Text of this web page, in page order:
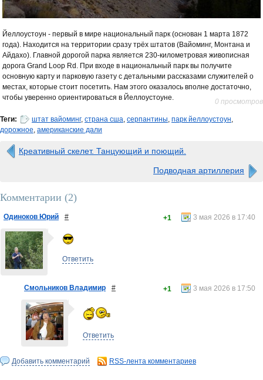
Йеллоустоун - первый в мире национальный парк (основан 1 марта 1872
года). Находится на территории сразу трёх штатов (Вайоминг, Монтана и
Айдахо). Главной дорогой парка является 230-километровая живописная
дорога Grand Loop Rd. При входе в национальный парк вы получите
основную карту и парковую газету с детальными рассказами служителей о
местах, которые стоит посетить. Нам этого оказалось вполне достаточно,
чтобы уверенно ориентироваться в Йеллоустоуне.
0 просмотров
Теги: штат вайоминг, страна сша, серпантины, парк йеллоустоун,
дорожное, американские дали
Креативный скелет. Танцующий и поющий.
Подводная артиллерия
Комментарии (2)
Одиноков Юрий # 3 мая 2026 в 17:40
+1
Ответить
Смольников Владимир # 3 мая 2026 в 17:50
+1
Ответить
Добавить комментарий RSS-лента комментариев